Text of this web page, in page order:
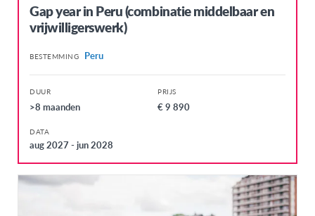
Italië
Litouwen
Malta
Oostenrijk
Polen
Gap year in Peru (combinatie middelbaar en
vrijwilligerswerk)
BESTEMMING Peru
DUUR
>8 maanden
PRIJS
€ 9 890
DATA
aug 2027 - jun 2028